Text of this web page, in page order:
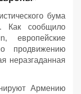
бума
Как сообщило
европейские
продвижению
неразгаданная
Армению